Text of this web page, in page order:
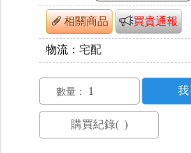
相關商品 買貴通報
物流： 宅配
數量：